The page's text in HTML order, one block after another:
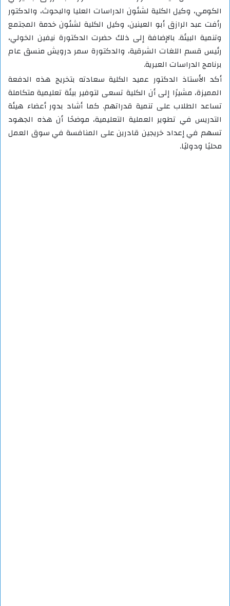
الكومي، وكيل الكلية لشئون الدراسات العليا والبحوث، والدكتور
رأفت عبد الرازق أبو العينين، وكيل الكلية لشئون خدمة المجتمع
وتنمية البيئة. بالإضافة إلى ذلك حضرت الدكتورة نيفين الخولي،
رئيس قسم اللغات الشرقية، والدكتورة سمر درويش منسق عام
برنامج الدراسات العبرية.
أكد الأستاذ الدكتور عميد الكلية سعادته بتخريج هذه الدفعة
المميزة، مشيرًا إلى أن الكلية تسعى لتوفير بيئة تعليمية متكاملة
تساعد الطلاب على تنمية قدراتهم. كما أشاد بدور أعضاء هيئة
التدريس في تطوير العملية التعليمية، موضحًا أن هذه الجهود
تسهم في إعداد خريجين قادرين على المنافسة في سوق العمل
محليًا ودوليًا.